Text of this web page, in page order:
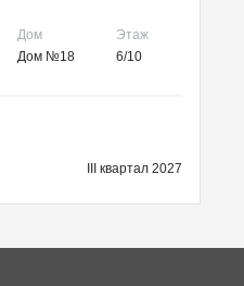
Дом
Этаж
Дом №18 6/10
III квартал 2027